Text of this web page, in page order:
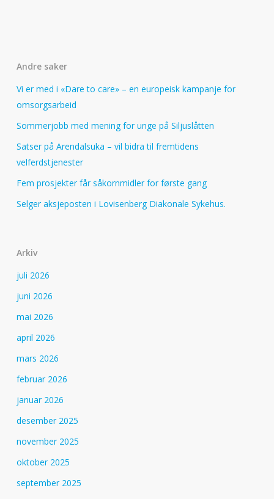
Andre saker
Vi er med i «Dare to care» – en europeisk kampanje for
omsorgsarbeid
Sommerjobb med mening for unge på Siljuslåtten
Satser på Arendalsuka – vil bidra til fremtidens
velferdstjenester
Fem prosjekter får såkornmidler for første gang
Selger aksjeposten i Lovisenberg Diakonale Sykehus.
Arkiv
juli 2026
juni 2026
mai 2026
april 2026
mars 2026
februar 2026
januar 2026
desember 2025
november 2025
oktober 2025
september 2025